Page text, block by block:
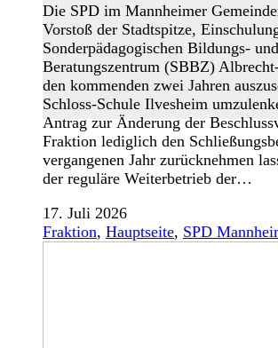
Die SPD im Mannheimer
Vorstoß der Stadtspitze,
Sonderpädagogischen Bildungs- und
Beratungszentrum (SBBZ)
den kommenden zwei Jahren
Schloss-Schule Ilvesheim
Antrag zur Änderung der
Fraktion lediglich den
vergangenen Jahr zurücknehmen
der reguläre Weiterbetrieb der…
17. Juli 2026
Fraktion, Hauptseite, SPD